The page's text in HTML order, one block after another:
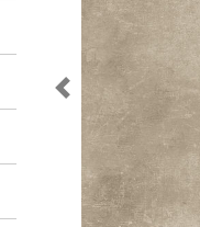
Previous